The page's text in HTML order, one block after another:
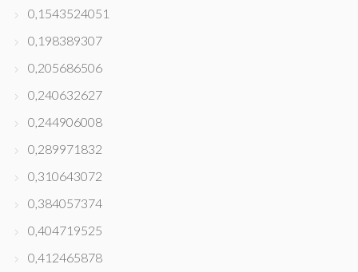
0,1543524051
0,198389307
0,205686506
0,240632627
0,244906008
0,289971832
0,310643072
0,384057374
0,404719525
0,412465878